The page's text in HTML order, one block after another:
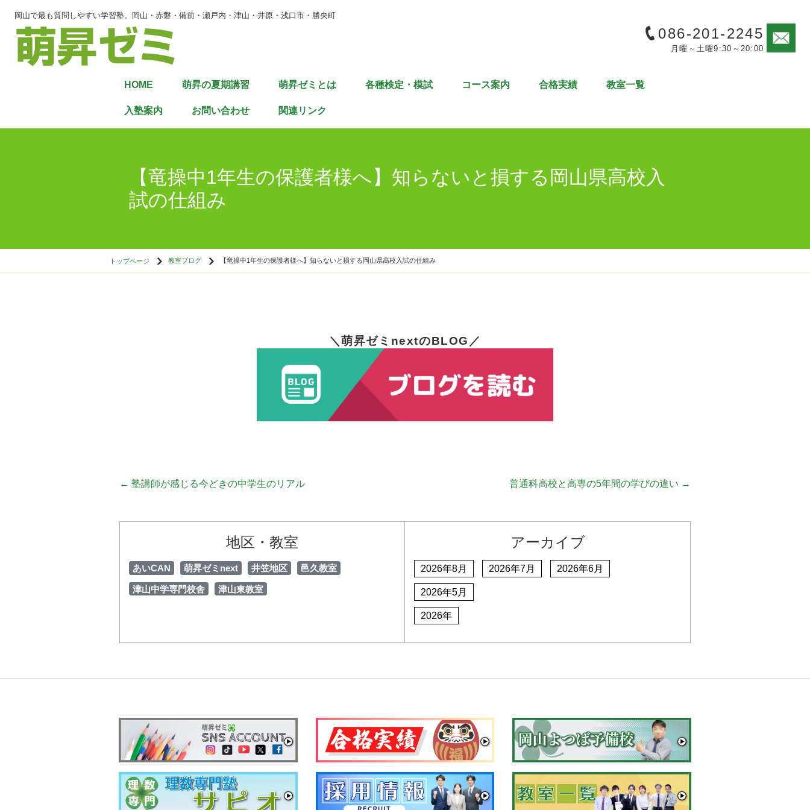
岡山で最も質問しやすい学習塾。岡山・赤磐・備前・瀬戸内・津山・井原・浅口市・勝央町
086-201-2245
月曜～土曜9:30～20:00
HOME 萌昇の夏期講習 萌昇ゼミとは 各種検定・模試 コース案内 合格実績 教室一覧
入塾案内 お問い合わせ 関連リンク
【竜操中1年生の保護者様へ】知らないと損する岡山県高校入
試の仕組み
トップページ 教室ブログ 【竜操中1年生の保護者様へ】知らないと損する岡山県高校入試の仕組み
＼萌昇ゼミnextのBLOG／
← 塾講師が感じる今どきの中学生のリアル 普通科高校と高専の5年間の学びの違い →
地区・教室
あいCAN 萌昇ゼミnext 井笠地区 邑久教室
津山中学専門校舎 津山東教室
アーカイブ
2026年8月 2026年7月 2026年6月
2026年5月
2026年